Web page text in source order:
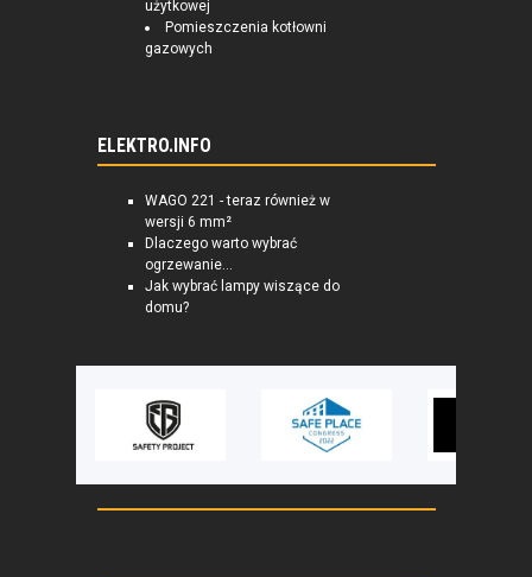
użytkowej
Pomieszczenia kotłowni
gazowych
ELEKTRO.INFO
WAGO 221 - teraz również w
wersji 6 mm²
Dlaczego warto wybrać
ogrzewanie...
Jak wybrać lampy wiszące do
domu?